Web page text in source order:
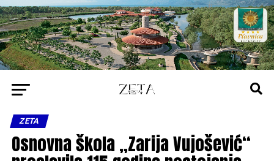
ZETA
Osnovna škola „Zarija Vujošević“